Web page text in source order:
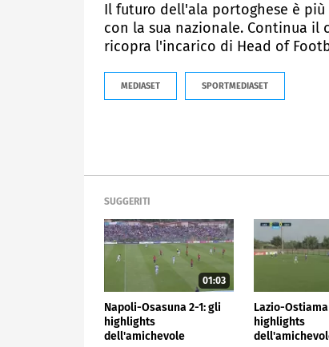
Il futuro dell'ala portoghese è
con la sua nazionale. Continua il
ricopra l'incarico di Head of
MEDIASET SPORTMEDIASET
SUGGERITI
01:03
Napoli-Osasuna 2-1: gli
highlights
dell'amichevole
Lazio-
highlights